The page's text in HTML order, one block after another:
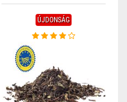
ÚJDONSÁG